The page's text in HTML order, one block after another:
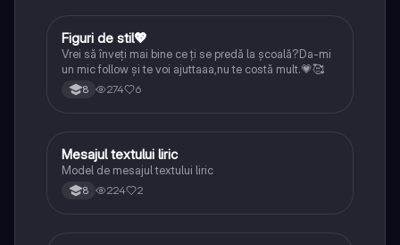
Limba și literatura română
Figuri de stil💖
Vrei să înveți mai bine ce ți se predă la școală?Da-mi
un mic follow și te voi ajuttaaa,nu te costă mult.💗🥰
8 274 6
Limba și literatura română
Mesajul textului liric
Model de mesajul textului liric
8 224 2